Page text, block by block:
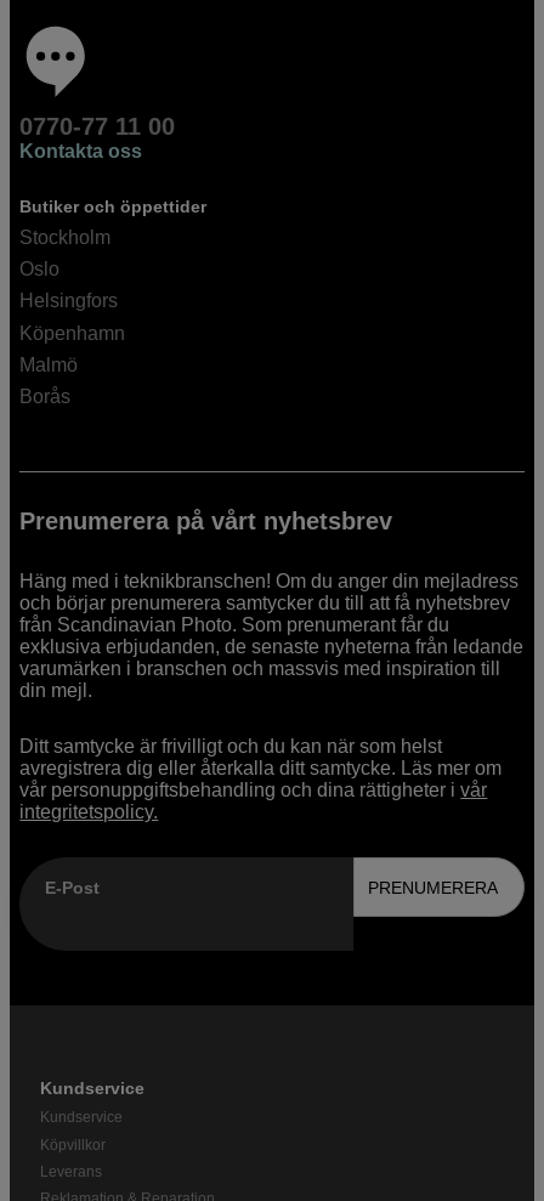
0770-77 11 00
Kontakta oss
Butiker och öppettider
Stockholm
Oslo
Helsingfors
Köpenhamn
Malmö
Borås
Prenumerera på vårt nyhetsbrev
Häng med i teknikbranschen! Om du anger din mejladress
och börjar prenumerera samtycker du till att få nyhetsbrev
från Scandinavian Photo. Som prenumerant får du
exklusiva erbjudanden, de senaste nyheterna från ledande
varumärken i branschen och massvis med inspiration till
din mejl.
Ditt samtycke är frivilligt och du kan när som helst
avregistrera dig eller återkalla ditt samtycke. Läs mer om
vår personuppgiftsbehandling och dina rättigheter ivår
integritetspolicy.
E-Post PRENUMERERA
Kundservice
Kundservice
Köpvillkor
Leverans